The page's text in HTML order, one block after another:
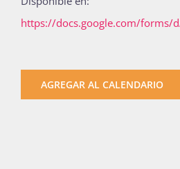
https://docs.google.com/forms/
AGREGAR AL CALENDARIO